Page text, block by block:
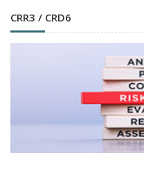
CRR3 / CRD6